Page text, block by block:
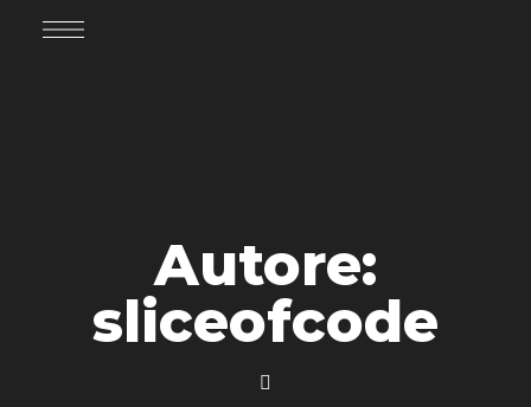
Autore:
sliceofcode